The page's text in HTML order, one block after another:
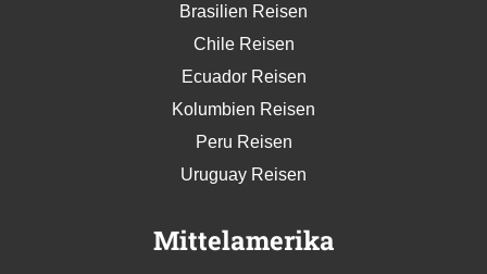
Brasilien Reisen
Chile Reisen
Ecuador Reisen
Kolumbien Reisen
Peru Reisen
Uruguay Reisen
Mittelamerika